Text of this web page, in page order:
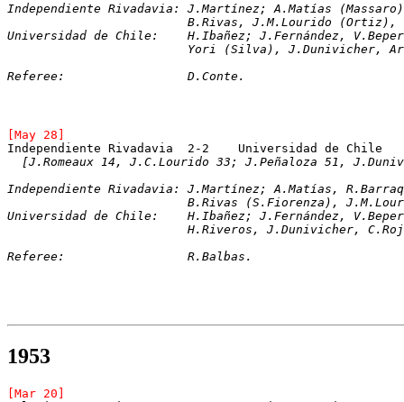
Independiente Rivadavia: J.Martínez; A.Matías
B.Rivas, J.M.Lourido
Universidad de Chile:	 H.Ibañez;
Yori (Silva), J.Dunivicher,
Referee:		 D.Conte.
[May 28]
Independiente Rivadavia	 2-2	Universidad de Chile
[J.Romeaux 14, J.C.Lourido 33; J.Peñaloza 51,
Independiente Rivadavia: J.Martínez; A.Matías,
B.Rivas (S.Fiorenza),
Universidad de Chile:	 H.Ibañez;
H.Riveros, J.Dunivicher,
Referee:		 R.Balbas.
1953
[Mar 20]